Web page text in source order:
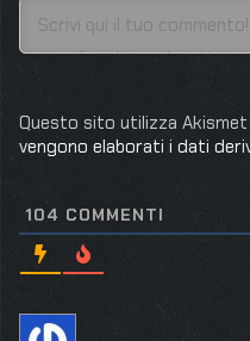
Questo sito utilizza
vengono elaborati i dati
104 COMMENTI